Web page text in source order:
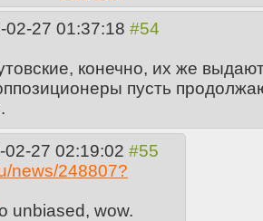
02-27 01:37:18
конечно, их же
пусть
02-27 02:19:02
news/248807?
unbiased, wow.